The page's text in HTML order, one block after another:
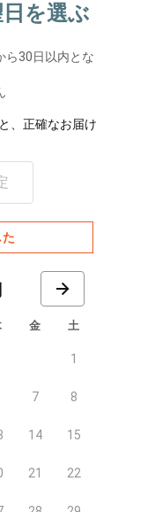
を選ぶ
ら30日以内とな
、正確なお届け
金 土
1
7 8
14 15
21 22